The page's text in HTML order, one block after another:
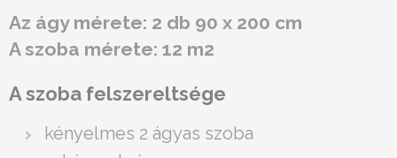
Az ágy mérete: 2 db 90 x 200 cm
A szoba mérete: 12 m2
A szoba felszereltsége
kényelmes 2 ágyas szoba